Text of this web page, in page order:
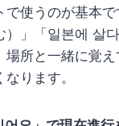
で使うのが基本
）」「일본에 살
場所と一緒に覚
ります。